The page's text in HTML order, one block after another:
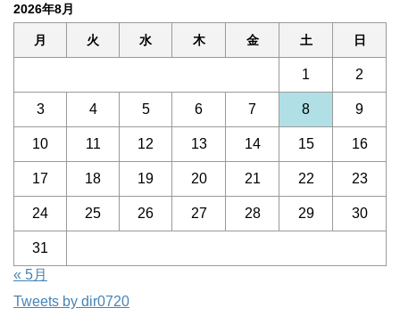
2026年8月
月 火 水 木 金 土 日
1 2
3 4 5 6 7 8 9
10 11 12 13 14 15 16
17 18 19 20 21 22 23
24 25 26 27 28 29 30
31
« 5月
Tweets by dir0720